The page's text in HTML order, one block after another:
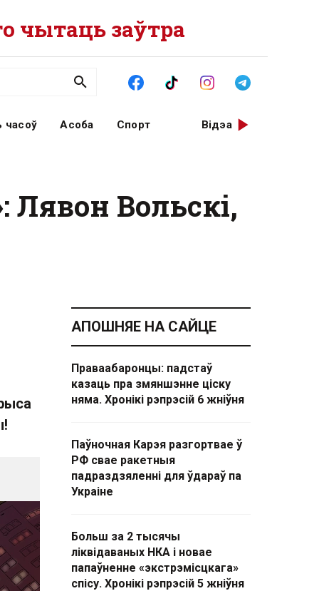
чытаць заўтра
часоў Асоба Спорт Відэа
Лявон Вольскі,
АПОШНЯЕ НА САЙЦЕ
Праваабаронцы: падстаў
казаць пра змяншэнне ціску
няма. Хронікі рэпрэсій 6 жніўня
Паўночная Карэя разгортвае ў
РФ свае ракетныя
падраздзяленні для ўдараў па
Украіне
Больш за 2 тысячы
ліквідаваных НКА і новае
папаўненне «экстрэмісцкага»
спісу. Хронікі рэпрэсій 5 жніўня